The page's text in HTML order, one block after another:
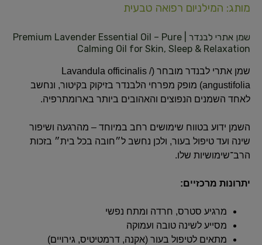
מותג: המילניום רפואה טבעית
שמן אתרי לבנדר | Premium Lavender Essential Oil – Pure
Calming Oil for Skin, Sleep & Relaxation
שמן אתרי לבנדר מובחר (Lavandula officinalis /
angustifolia) מופק מפרחי הלבנדר בזיקוק בקיטור, ונחשב
לאחד השמנים הנפוצים והאהובים ביותר בארומתרפיה.
השמן ידוע בטווח שימושים רחב במיוחד – מהרגעה ושיפור
שינה ועד טיפול בעור, ולכן נחשב ל״חובה בכל בית״ בזכות
הרב־שימושיות שלו.
יתרונות מרכזיים:
מרגיע סטרס, חרדה ומתח נפשי
מסייע לשינה טובה ועמוקה
מתאים לטיפול בעור (אקנה, דרמטיטיס, גירויים)